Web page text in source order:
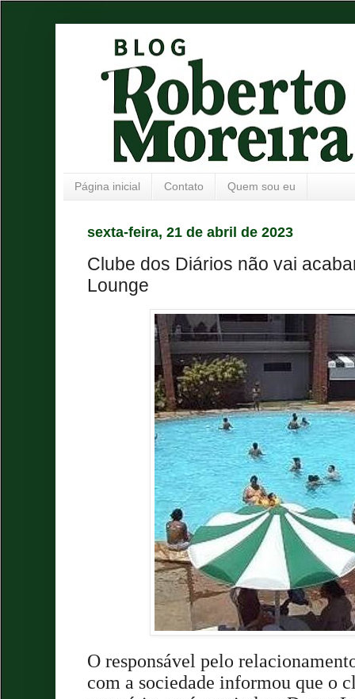
Página inicial Contato Quem sou eu
sexta-feira, 21 de abril de 2023
Clube dos Diários não vai
Lounge
O responsável pelo
com a sociedade informou que o